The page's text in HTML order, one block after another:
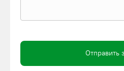
Отправить